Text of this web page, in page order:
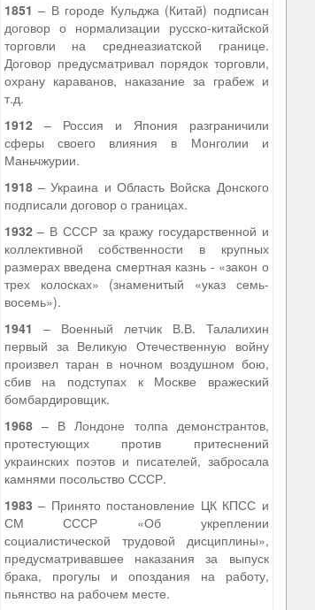
1851 – В городе Кульджа (Китай) подписан
договор о нормализации русско-китайской
торговли на среднеазиатской границе.
Договор предусматривал порядок торговли,
охрану караванов, наказание за грабеж и
т.д.
1912– Россия и Япония разграничили
сферы своего влияния в Монголии и
Маньчжурии.
1918– Украина и Область Войска Донского
подписали договор о границах.
1932– В СССР за кражу государственной и
коллективной собственности в крупных
размерах введена смертная казнь - «закон о
трех колосках» (знаменитый «указ семь-
восемь»).
1941 – Военный летчик В.В. Талалихин
первый за Великую Отечественную войну
произвел таран в ночном воздушном бою,
сбив на подступах к Москве вражеский
бомбардировщик.
1968– В Лондоне толпа демонстрантов,
протестующих против притеснений
украинских поэтов и писателей, забросала
камнями посольство СССР.
1983 – Принято постановление ЦК КПСС и
СМ СССР «Об укреплении
социалистической трудовой дисциплины»,
предусматривавшее наказания за выпуск
брака, прогулы и опоздания на работу,
пьянство на рабочем месте.